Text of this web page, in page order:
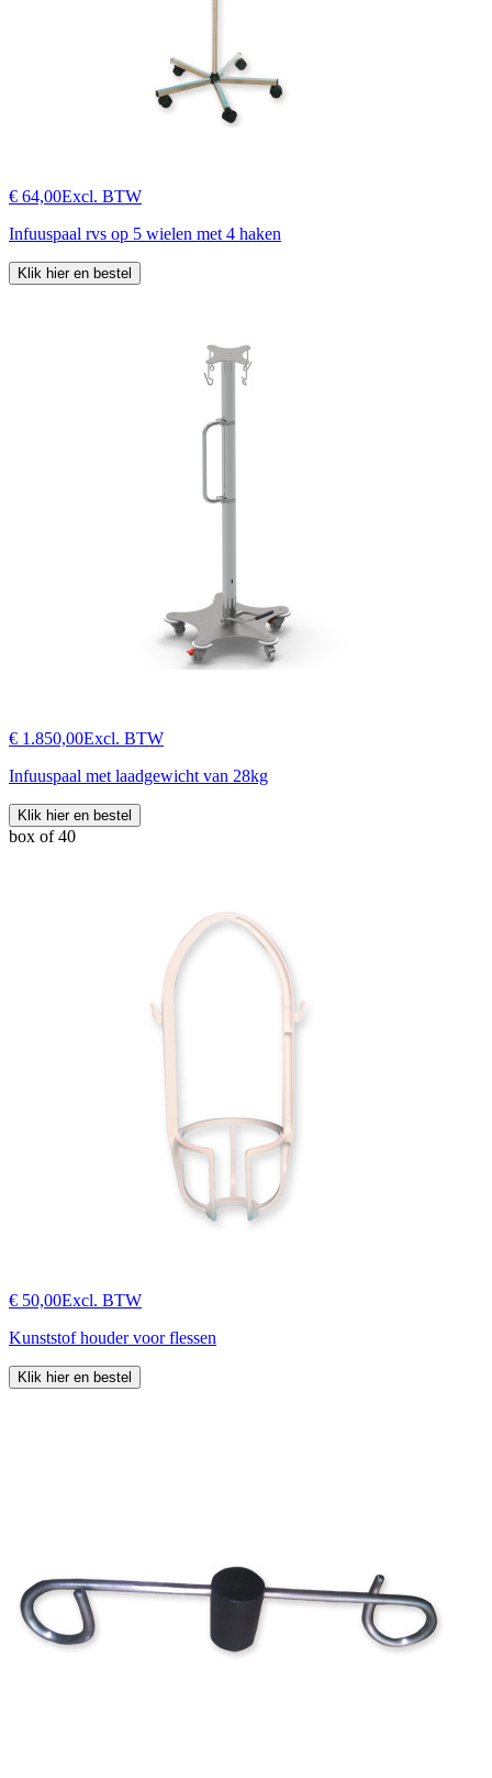
€ 64,00Excl. BTW
Infuuspaal rvs op 5 wielen met 4 haken
Klik hier en bestel
€ 1.850,00Excl. BTW
Infuuspaal met laadgewicht van 28kg
Klik hier en bestel
box of 40
€ 50,00Excl. BTW
Kunststof houder voor flessen
Klik hier en bestel